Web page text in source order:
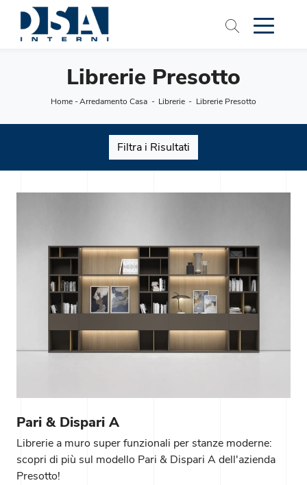
Librerie Presotto
Home-Arredamento Casa - Librerie - Librerie Presotto
Filtra i Risultati
Pari & Dispari A
Librerie a muro super funzionali per stanze moderne:
scopri di più sul modello Pari & Dispari A dell'azienda
Presotto!